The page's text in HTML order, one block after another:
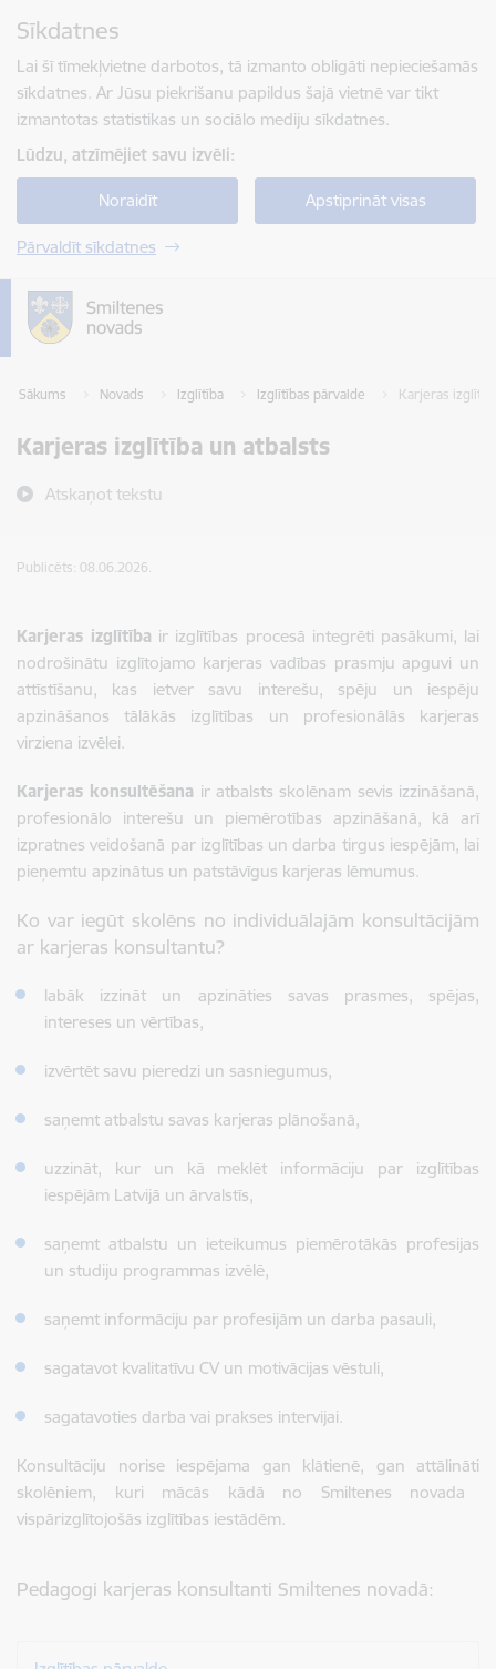
Sīkdatnes
Lai šī tīmekļvietne darbotos, tā izmanto obligāti nepieciešamās
sīkdatnes. Ar Jūsu piekrišanu papildus šajā vietnē var tikt
izmantotas statistikas un sociālo mediju sīkdatnes.
Lūdzu, atzīmējiet savu izvēli:
Noraidīt Apstiprināt visas
Pārvaldīt sīkdatnes
Sākums Novads Izglītība Izglītības pārvalde Karjeras
Karjeras izglītība un atbalsts
Atskaņot tekstu
Publicēts: 08.06.2026.
Karjeras izglītība ir izglītības procesā integrēti pasākumi, lai
nodrošinātu izglītojamo karjeras vadības prasmju apguvi un
attīstīšanu, kas ietver savu interešu, spēju un iespēju
apzināšanos tālākās izglītības un profesionālās karjeras
virziena izvēlei.
Karjeras konsultēšana ir atbalsts skolēnam sevis izzināšanā,
profesionālo interešu un piemērotības apzināšanā, kā arī
izpratnes veidošanā par izglītības un darba tirgus iespējām, lai
pieņemtu apzinātus un patstāvīgus karjeras lēmumus.
Ko var iegūt skolēns no individuālajām konsultācijām
ar karjeras konsultantu?
labāk izzināt un apzināties savas prasmes, spējas,
intereses un vērtības,
izvērtēt savu pieredzi un sasniegumus,
saņemt atbalstu savas karjeras plānošanā,
uzzināt, kur un kā meklēt informāciju par izglītības
iespējām Latvijā un ārvalstīs,
saņemt atbalstu un ieteikumus piemērotākās profesijas
un studiju programmas izvēlē,
saņemt informāciju par profesijām un darba pasauli,
sagatavot kvalitatīvu CV un motivācijas vēstuli,
sagatavoties darba vai prakses intervijai.
Konsultāciju norise iespējama gan klātienē, gan attālināti
skolēniem, kuri mācās kādā no Smiltenes novada
vispārizglītojošās izglītības iestādēm.
Pedagogi karjeras konsultanti Smiltenes novadā: